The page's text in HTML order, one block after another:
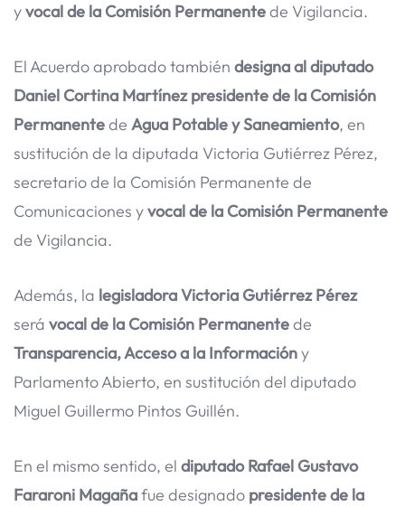
yvocal de la Comisión Permanentede Vigilancia.
El Acuerdo aprobado también designa al diputado
Daniel Cortina Martínez presidente de la Comisión
Permanentede Agua Potable y Saneamiento, en
sustitución de la diputada Victoria Gutiérrez Pérez,
secretario de la Comisión Permanente de
Comunicaciones yvocal de la Comisión Permanente
de Vigilancia.
Además, la legisladora Victoria Gutiérrez Pérez
será vocal de la Comisión Permanentede
Transparencia, Acceso a la Informacióny
Parlamento Abierto, en sustitución del diputado
Miguel Guillermo Pintos Guillén.
En el mismo sentido, el diputado Rafael Gustavo
Fararoni Magañafue designado presidente de la